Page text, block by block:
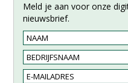
Meld je aan voor onze
nieuwsbrief.